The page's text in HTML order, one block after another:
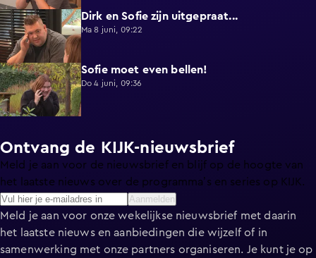
0:26 Dirk en Sofie zijn uitgepraat...
Ma 8 juni, 09:22
1:13 Sofie moet even bellen!
Do 4 juni, 09:36
Ontvang de KIJK-nieuwsbrief
Meld je aan voor de nieuwsbrief en blijf op de hoogte van
het laatste nieuws over de programma’s en series op KIJK.
Aanmelden
Meld je aan voor onze wekelijkse nieuwsbrief met daarin
het laatste nieuws en aanbiedingen die wijzelf of in
samenwerking met onze partners organiseren. Je kunt je op